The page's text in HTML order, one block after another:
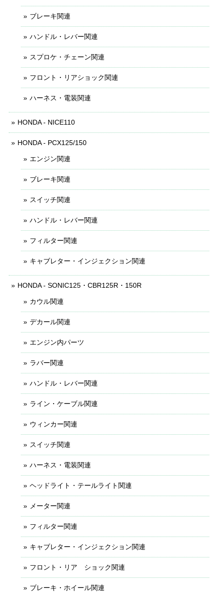
ブレーキ関連
ハンドル・レバー関連
スプロケ・チェーン関連
フロント・リアショック関連
ハーネス・電装関連
HONDA - NICE110
HONDA - PCX125/150
エンジン関連
ブレーキ関連
スイッチ関連
ハンドル・レバー関連
フィルター関連
キャブレター・インジェクション関連
HONDA - SONIC125・CBR125R・150R
カウル関連
デカール関連
エンジン内パーツ
ラバー関連
ハンドル・レバー関連
ライン・ケーブル関連
ウィンカー関連
スイッチ関連
ハーネス・電装関連
ヘッドライト・テールライト関連
メーター関連
フィルター関連
キャブレター・インジェクション関連
フロント・リア ショック関連
ブレーキ・ホイール関連